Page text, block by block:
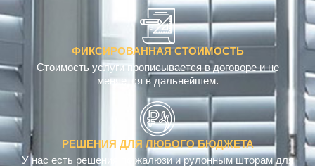
ФИКСИРОВАННАЯ СТОИМОСТЬ
Стоимость услуги прописывается в договоре и не
меняется в дальнейшем.
РЕШЕНИЯ ДЛЯ ЛЮБОГО БЮДЖЕТА
У нас есть решения по жалюзи и рулонным шторам для